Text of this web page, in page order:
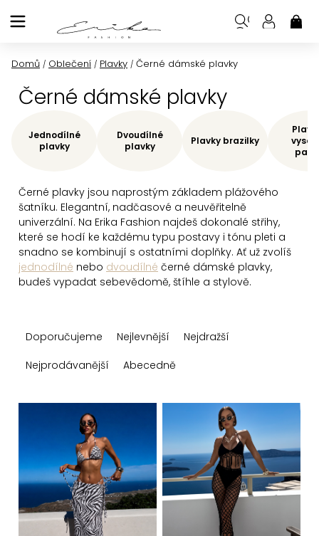
na
Domů / Oblečení / Plavky / Černé dámské plavky
Černé dámské plavky
Černé plavky jsou naprostým základem plážového
šatníku. Elegantní, nadčasové a neuvěřitelně
univerzální. Na Erika Fashion najdeš dokonalé střihy,
které se hodí ke každému typu postavy i tónu pleti a
snadno se kombinují s ostatními doplňky. Ať už zvolíš
jednodílné nebo dvoudílné černé dámské plavky,
budeš vypadat sebevědomě, štíhle a stylově.
Jednodílné
plavky
Dvoudílné
plavky
Plavky brazilky
a
n
í
p
r
o
d
Doporučujeme Nejlevnější
Nejdražší
Nejprodávanější
Abecedně
ý
p
i
s
p